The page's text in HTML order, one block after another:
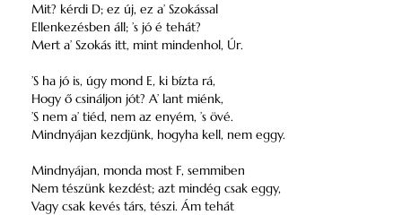
Mit? kérdi D; ez új, ez a’ Szokással
Ellenkezésben áll; ’s jó é tehát?
Mert a’ Szokás itt, mint mindenhol, Úr.
’S ha jó is, úgy mond E, ki bízta rá,
Hogy ő csináljon jót? A’ lant miénk,
’S nem a’ tiéd, nem az enyém, ’s övé.
Mindnyájan kezdjünk, hogyha kell, nem eggy.
Mindnyájan, monda most F, semmiben
Nem tészünk kezdést; azt mindég csak eggy,
Vagy csak kevés társ, tészi. Ám tehát